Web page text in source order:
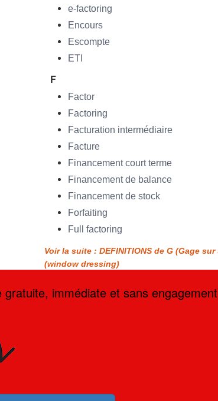
e-factoring
Encours
Escompte
ETI
F
Factor
Factoring
Facturation intermédiaire
Facture
Financement court terme
Financement de balance
Financement de stock
Forfaiting
Full factoring
Voir la suite : DEFINITIONS de G (Gage
(window dressing)
immédiate et sans engagement